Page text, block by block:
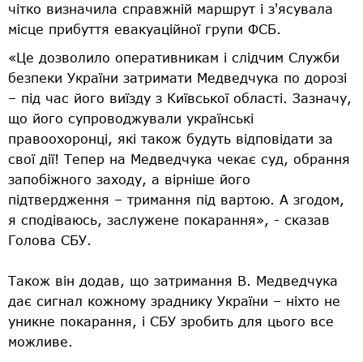
чітко визначила справжній маршрут і з'ясувала
місце прибуття евакуаційної групи ФСБ.
«Це дозволило оперативникам і слідчим Служби
безпеки України затримати Медведчука по дорозі
– під час його виїзду з Київської області. Зазначу,
що його супроводжували українські
правоохоронці, які також будуть відповідати за
свої дії! Тепер на Медведчука чекає суд, обрання
запобіжного заходу, а вірніше його
підтвердження – тримання під вартою. А згодом,
я сподіваюсь, заслужене покарання», - сказав
Голова СБУ.
Також він додав, що затримання В. Медведчука
дає сигнал кожному зраднику України – ніхто не
уникне покарання, і СБУ зробить для цього все
можливе.